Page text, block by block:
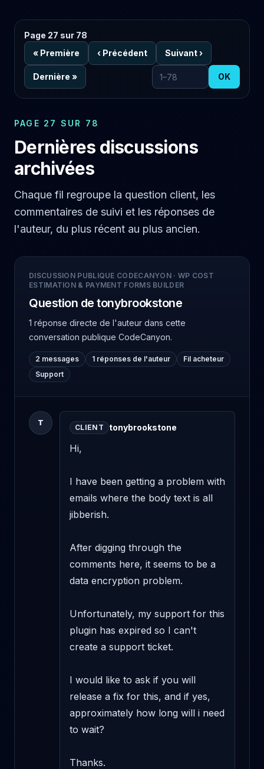
Page 27 sur 78
« Première ‹ Précédent Suivant›
Dernière »
Aller à la page
OK
PAGE 27 SUR 78
Dernières discussions
archivées
Chaque fil regroupe la question client, les
commentaires de suivi et les réponses de
l'auteur, du plus récent au plus ancien.
DISCUSSION PUBLIQUE CODECANYON · WP COST
ESTIMATION & PAYMENT FORMS BUILDER
Question de tonybrookstone
1 réponse directe de l'auteur dans cette
conversation publique CodeCanyon.
2 messages 1 réponses de l'auteur
Fil acheteur
Support
T
CLIENT tonybrookstone
Hi,
I have been getting a problem with
emails where the body text is all
jibberish.
After digging through the
comments here, it seems to be a
data encryption problem.
Unfortunately, my support for this
plugin has expired so I can't
create a support ticket.
I would like to ask if you will
release a fix for this, and if yes,
approximately how long will i need
to wait?
Thanks.